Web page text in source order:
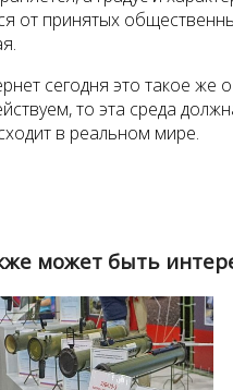
от принятых
сегодня это такое
то эта среда
в реальном мире.
может быть